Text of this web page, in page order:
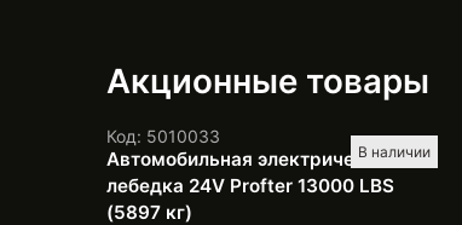
Акционные товары
В наличии
Код: 5010033
Автомобильная электрическая
лебедка 24V Profter 13000 LBS
(5897 кг)